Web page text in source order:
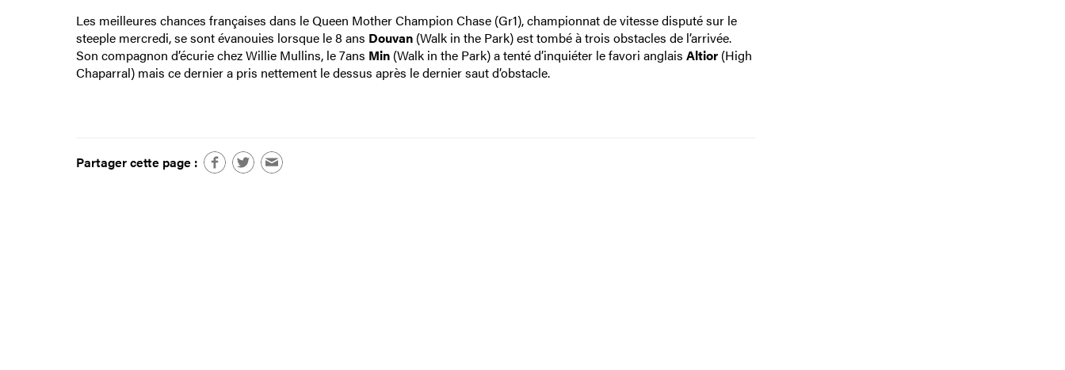
Les meilleures chances françaises dans le Queen Mother Champion Chase (Gr1), championnat de vitesse disputé sur le
steeple mercredi, se sont évanouies lorsque le 8 ans Douvan(Walk in the Park) est tombé à trois obstacles de l’arrivée.
Son compagnon d’écurie chez Willie Mullins, le 7ans Min(Walk in the Park) a tenté d’inquiéter le favori anglais Altior(High
Chaparral) mais ce dernier a pris nettement le dessus après le dernier saut d’obstacle.
Partager cette page :